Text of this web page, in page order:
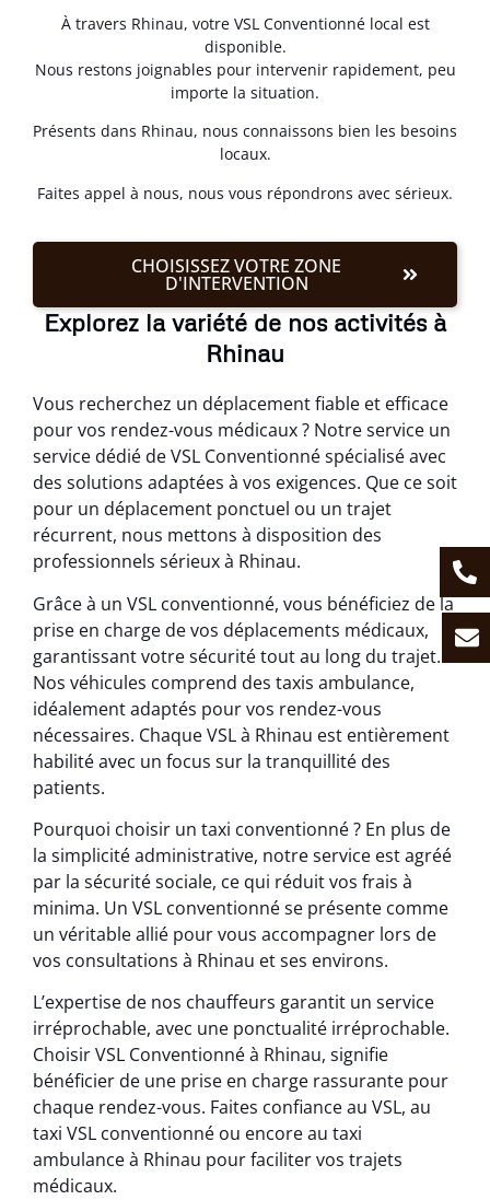
À travers Rhinau, votre VSL Conventionné local est
disponible.
Nous restons joignables pour intervenir rapidement, peu
importe la situation.
Présents dans Rhinau, nous connaissons bien les besoins
locaux.
Faites appel à nous, nous vous répondrons avec sérieux.
CHOISISSEZ VOTRE ZONE
D'INTERVENTION
Explorez la variété de nos activités à
Rhinau
Vous recherchez un déplacement fiable et efficace
pour vos rendez-vous médicaux ? Notre service un
service dédié de VSL Conventionné spécialisé avec
des solutions adaptées à vos exigences. Que ce soit
pour un déplacement ponctuel ou un trajet
récurrent, nous mettons à disposition des
professionnels sérieux à Rhinau.
Grâce à un VSL conventionné, vous bénéficiez de la
prise en charge de vos déplacements médicaux,
garantissant votre sécurité tout au long du trajet.
Nos véhicules comprend des taxis ambulance,
idéalement adaptés pour vos rendez-vous
nécessaires. Chaque VSL à Rhinau est entièrement
habilité avec un focus sur la tranquillité des
patients.
Pourquoi choisir un taxi conventionné ? En plus de
la simplicité administrative, notre service est agréé
par la sécurité sociale, ce qui réduit vos frais à
minima. Un VSL conventionné se présente comme
un véritable allié pour vous accompagner lors de
vos consultations à Rhinau et ses environs.
L’expertise de nos chauffeurs garantit un service
irréprochable, avec une ponctualité irréprochable.
Choisir VSL Conventionné à Rhinau, signifie
bénéficier de une prise en charge rassurante pour
chaque rendez-vous. Faites confiance au VSL, au
taxi VSL conventionné ou encore au taxi
ambulance à Rhinau pour faciliter vos trajets
médicaux.